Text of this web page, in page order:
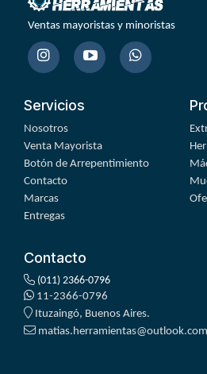
Ventas mayoristas y minoristas
Servicios
Nosotros
Venta Mayorista
Botón de Arrepentimiento
Contacto
Marcas
Entregas
Contacto
(011) 2366-0796
11-2366-0796
Ituzaingó, Buenos Aires.
matias.herramientas@outlook.com